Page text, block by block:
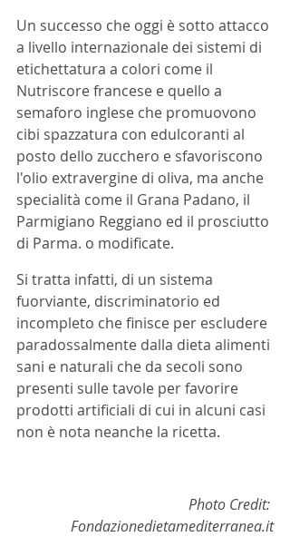
Un successo che oggi è sotto attacco
a livello internazionale dei sistemi di
etichettatura a colori come il
Nutriscore francese e quello a
semaforo inglese che promuovono
cibi spazzatura con edulcoranti al
posto dello zucchero e sfavoriscono
l'olio extravergine di oliva, ma anche
specialità come il Grana Padano, il
Parmigiano Reggiano ed il prosciutto
di Parma. o modificate.
Si tratta infatti, di un sistema
fuorviante, discriminatorio ed
incompleto che finisce per escludere
paradossalmente dalla dieta alimenti
sani e naturali che da secoli sono
presenti sulle tavole per favorire
prodotti artificiali di cui in alcuni casi
non è nota neanche la ricetta.
Photo Credit:
Fondazionedietamediterranea.it